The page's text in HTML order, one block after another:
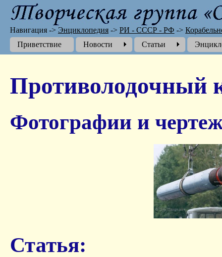
Противолодочный
Фотографии и
Статья:
Навигация -> Энциклопедия -> РИ - СССР - РФ ->
Приветствие
Новости Cтатьи